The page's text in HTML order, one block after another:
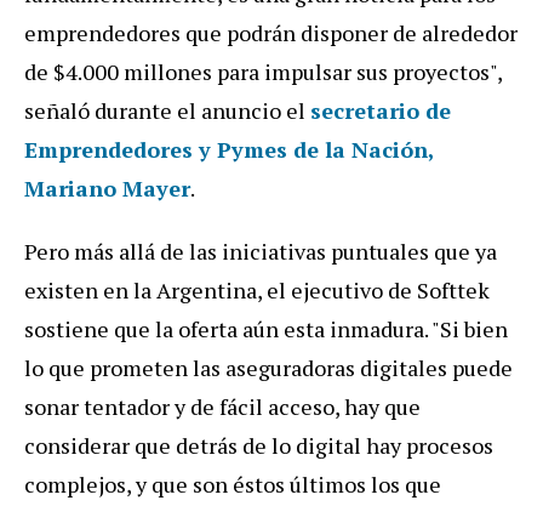
emprendedores que podrán disponer de alrededor
de $4.000 millones para impulsar sus proyectos",
señaló durante el anuncio el secretario de
Emprendedores y Pymes de la Nación,
Mariano Mayer.
Pero más allá de las iniciativas puntuales que ya
existen en la Argentina, el ejecutivo de Softtek
sostiene que la oferta aún esta inmadura. "Si bien
lo que prometen las aseguradoras digitales puede
sonar tentador y de fácil acceso, hay que
considerar que detrás de lo digital hay procesos
complejos, y que son éstos últimos los que